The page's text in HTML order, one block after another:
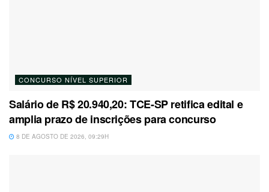
CONCURSO NÍVEL SUPERIOR
Salário de R$ 20.940,20: TCE-SP retifica edital e
amplia prazo de inscrições para concurso
8 DE AGOSTO DE 2026, 09:29H